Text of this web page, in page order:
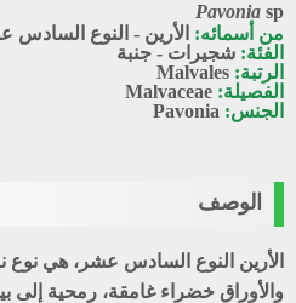
Pavonia sp
من أسمائه: الأرين - النوع السادس
الفئة: شجيرات - جنبة
الرتبة: Malvales
الفصيلة: Malvaceae
الجنس: Pavonia
الوصف
والأوراق خضراء غامقة، رمحية